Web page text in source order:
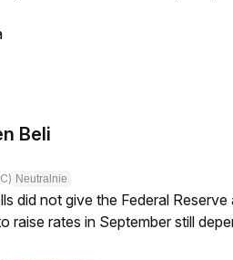
Beli
Neutralnie
did not give the Federal
raise rates in September still